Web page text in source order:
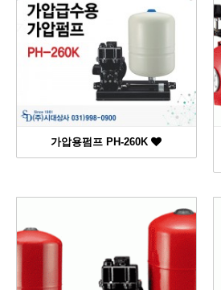
가압용펌프 PH-260K